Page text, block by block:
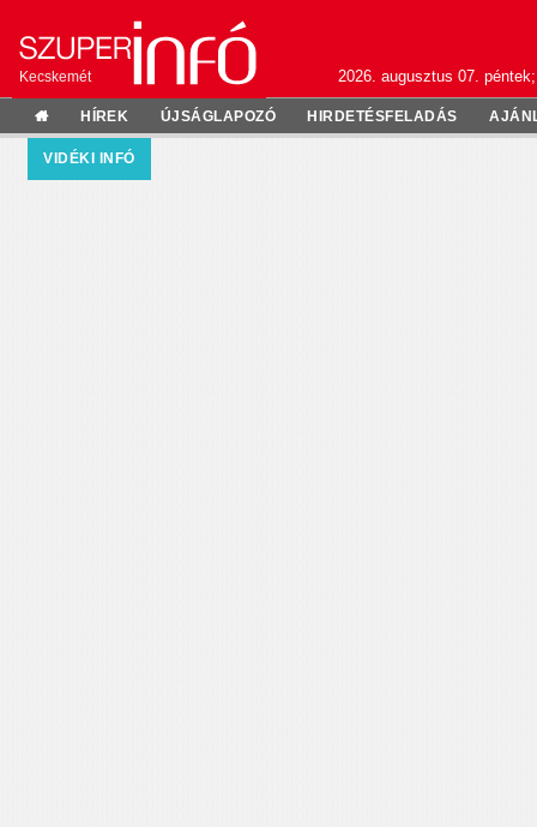
Kecskemét 2026. augusztus 07.
HÍREK ÚJSÁGLAPOZÓ HIRDETÉSFELADÁS
VIDÉKI INFÓ